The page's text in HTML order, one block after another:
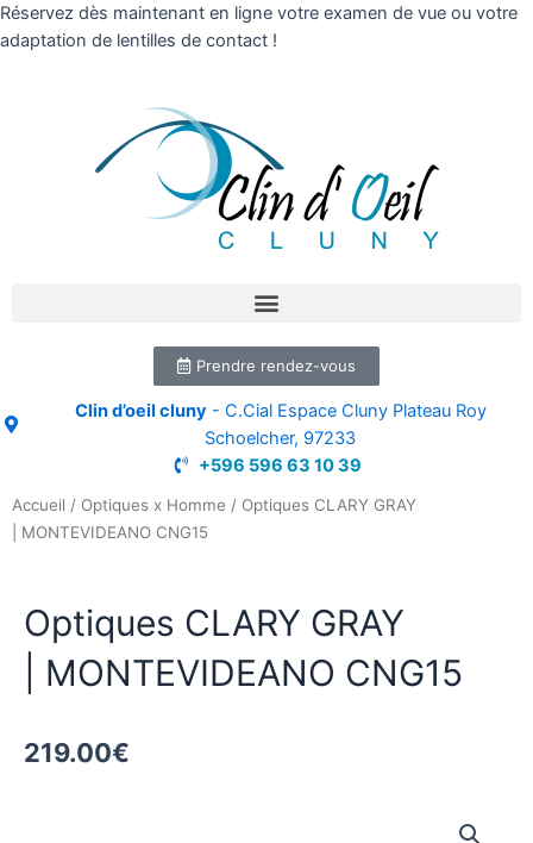
Réservez dès maintenant en ligne votre examen de vue ou votre
adaptation de lentilles de contact !
Prendre rendez-vous
Clin d’oeil cluny- C.Cial Espace Cluny Plateau Roy
Schoelcher, 97233
+596 596 63 10 39
Accueil / Optiques x Homme / Optiques CLARY GRAY
| MONTEVIDEANO CNG15
Optiques CLARY GRAY
| MONTEVIDEANO CNG15
219.00€